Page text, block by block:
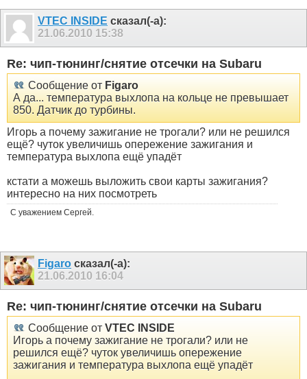
VTEC INSIDE сказал(-а):
21.06.2010 15:38
Re: чип-тюнинг/снятие отсечки на Subaru
Сообщение от Figaro
А да... температура выхлопа на кольце не превышает
850. Датчик до турбины.
Игорь а почему зажигание не трогали? или не решился
ещё? чуток увеличишь опережение зажигания и
температура выхлопа ещё упадёт
кстати а можешь выложить свои карты зажигания?
интересно на них посмотреть
С уважением Сергей.
Figaro сказал(-а):
21.06.2010 16:04
Re: чип-тюнинг/снятие отсечки на Subaru
Сообщение от VTEC INSIDE
Игорь а почему зажигание не трогали? или не
решился ещё? чуток увеличишь опережение
зажигания и температура выхлопа ещё упадёт